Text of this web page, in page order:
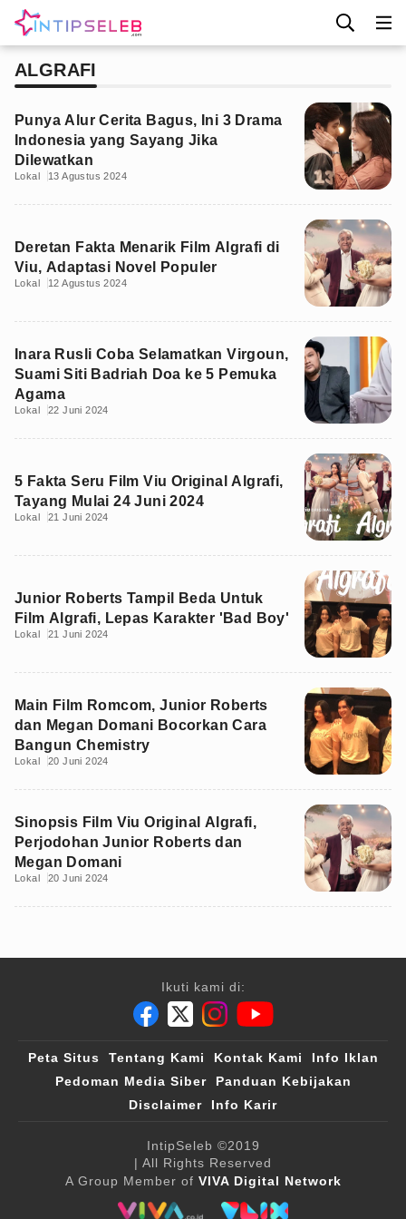
ALGRAFI
Punya Alur Cerita Bagus, Ini 3 Drama
Indonesia yang Sayang Jika
Dilewatkan
Lokal 13 Agustus 2024
Deretan Fakta Menarik Film Algrafi di
Viu, Adaptasi Novel Populer
Lokal 12 Agustus 2024
Inara Rusli Coba Selamatkan Virgoun,
Suami Siti Badriah Doa ke 5 Pemuka
Agama
Lokal 22 Juni 2024
5 Fakta Seru Film Viu Original Algrafi,
Tayang Mulai 24 Juni 2024
Lokal 21 Juni 2024
Junior Roberts Tampil Beda Untuk
Film Algrafi, Lepas Karakter 'Bad Boy'
Lokal 21 Juni 2024
Main Film Romcom, Junior Roberts
dan Megan Domani Bocorkan Cara
Bangun Chemistry
Lokal 20 Juni 2024
Sinopsis Film Viu Original Algrafi,
Perjodohan Junior Roberts dan
Megan Domani
Lokal 20 Juni 2024
Ikuti kami di:
Peta Situs Tentang Kami Kontak Kami
Info Iklan
Pedoman Media Siber
Panduan Kebijakan
Disclaimer
Info Karir
IntipSeleb ©2019
| All Rights Reserved
A Group Member of VIVA Digital Network